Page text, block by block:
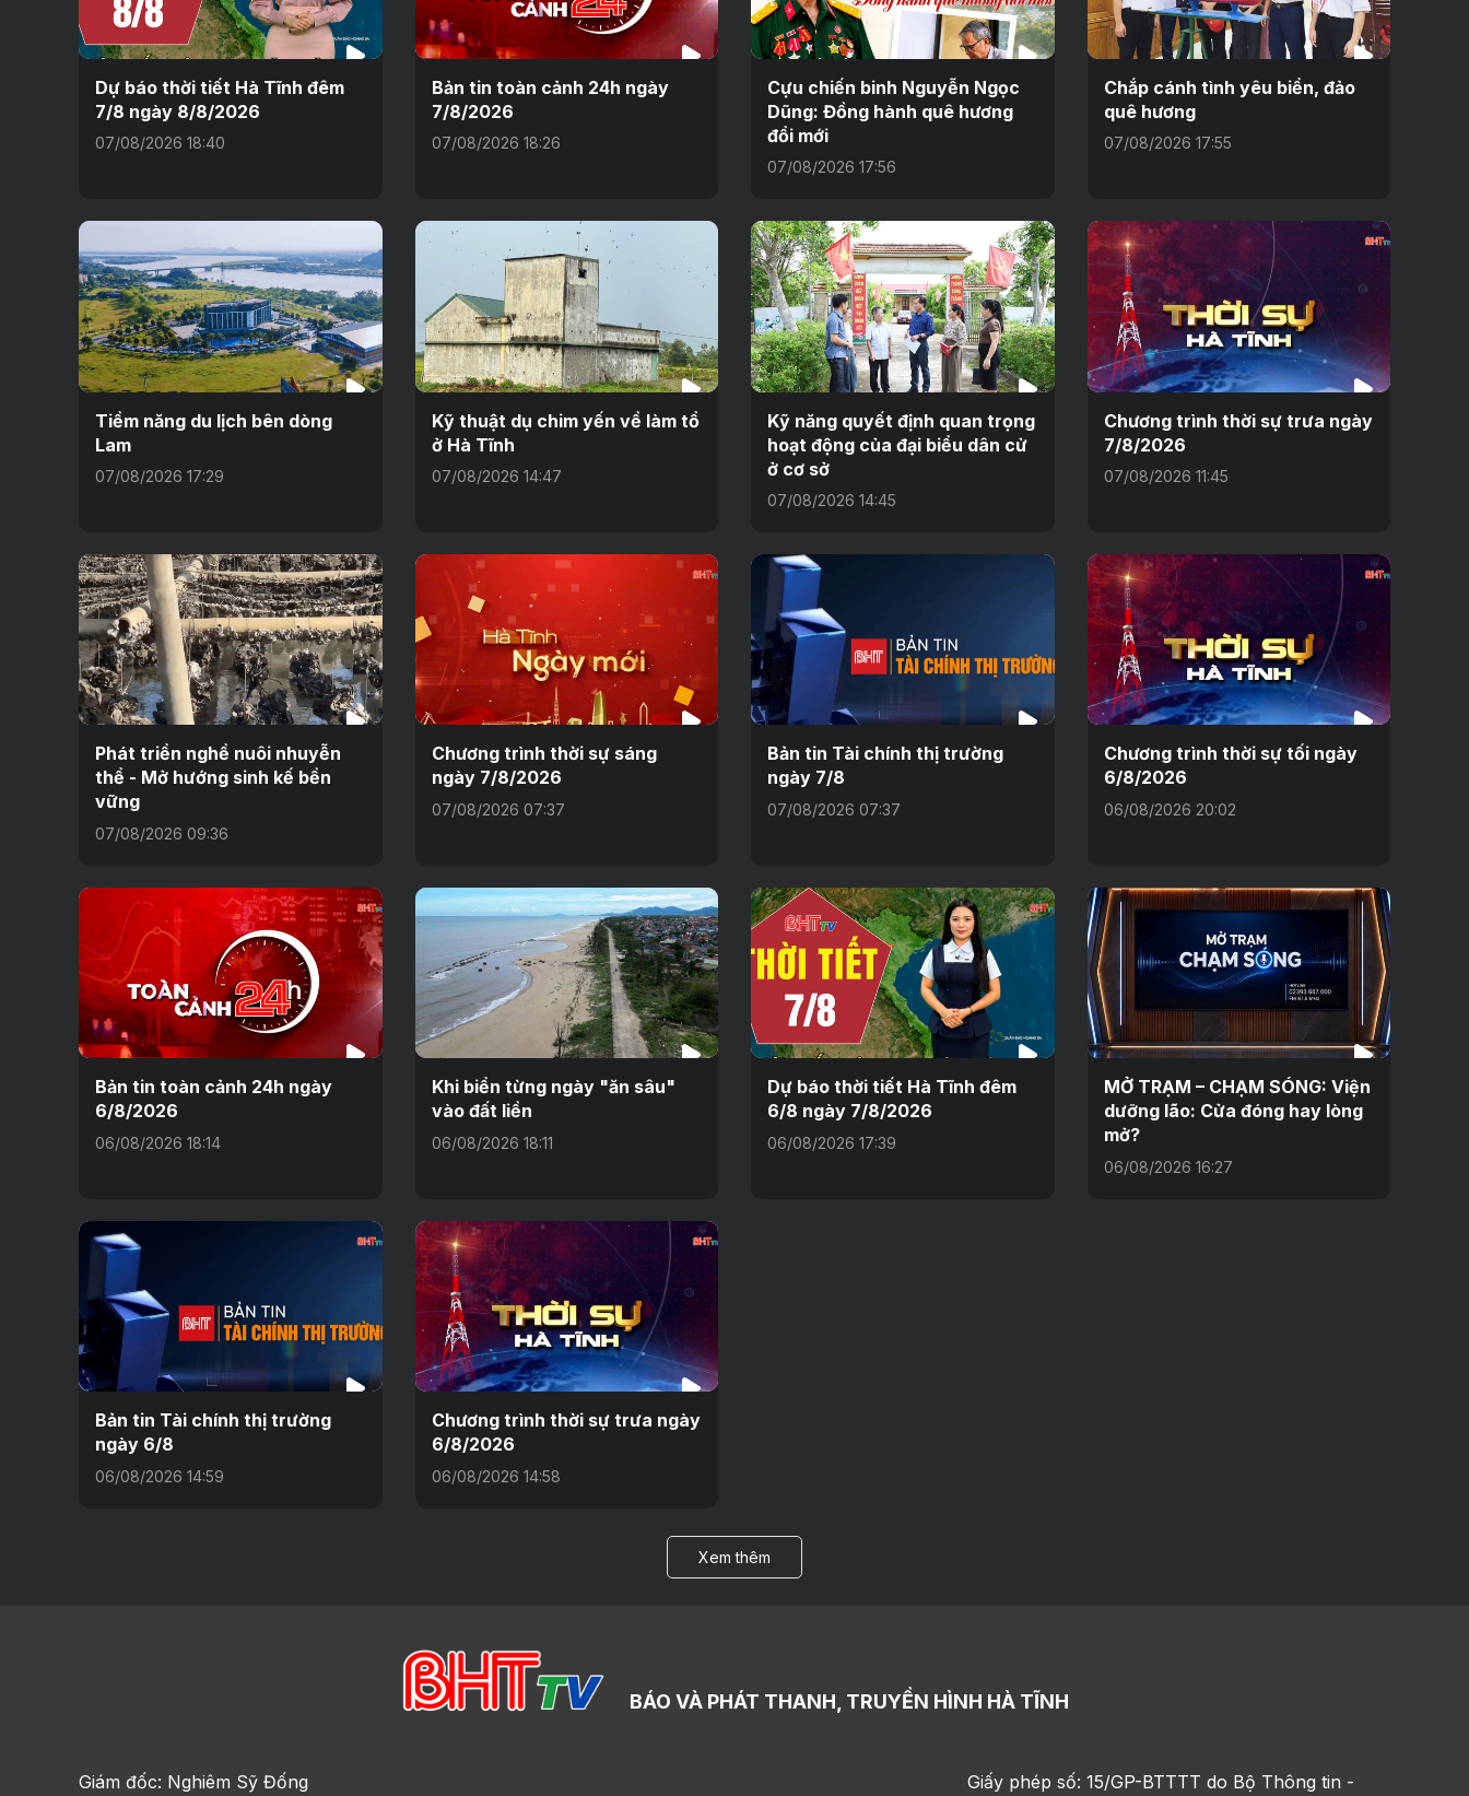
Dự báo thời tiết Hà Tĩnh đêm
7/8 ngày 8/8/2026
07/08/2026 18:40
Bản tin toàn cảnh 24h ngày
7/8/2026
07/08/2026 18:26
Cựu chiến binh Nguyễn Ngọc
Dũng: Đồng hành quê hương
đổi mới
07/08/2026 17:56
Chắp cánh tình yêu biển, đảo
quê hương
07/08/2026 17:55
Tiềm năng du lịch bên dòng
Lam
07/08/2026 17:29
Kỹ thuật dụ chim yến về làm tổ
ở Hà Tĩnh
07/08/2026 14:47
Kỹ năng quyết định quan trọng
hoạt động của đại biểu dân cử
ở cơ sở
07/08/2026 14:45
Chương trình thời sự trưa ngày
7/8/2026
07/08/2026 11:45
Phát triển nghề nuôi nhuyễn
thể - Mở hướng sinh kế bền
vững
07/08/2026 09:36
Chương trình thời sự sáng
ngày 7/8/2026
07/08/2026 07:37
Bản tin Tài chính thị trường
ngày 7/8
07/08/2026 07:37
Chương trình thời sự tối ngày
6/8/2026
06/08/2026 20:02
Bản tin toàn cảnh 24h ngày
6/8/2026
06/08/2026 18:14
Khi biển từng ngày "ăn sâu"
vào đất liền
06/08/2026 18:11
Dự báo thời tiết Hà Tĩnh đêm
6/8 ngày 7/8/2026
06/08/2026 17:39
MỞ TRẠM – CHẠM SÓNG: Viện
dưỡng lão: Cửa đóng hay lòng
mở?
06/08/2026 16:27
Bản tin Tài chính thị trường
ngày 6/8
06/08/2026 14:59
Chương trình thời sự trưa ngày
6/8/2026
06/08/2026 14:58
Xem thêm
BÁO VÀ PHÁT THANH, TRUYỀN HÌNH HÀ TĨNH
Giám đốc: Nghiêm Sỹ Đống
Giấy phép số: 15/GP-BTTTT do Bộ Thông tin -